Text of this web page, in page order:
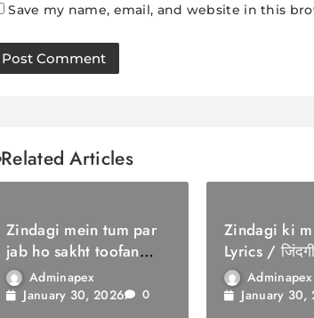
Save my name, email, and website in this
Related Articles
Zindagi mein tum par
jab ho sakht toofan
Lyrics / ज़िंदगी में तुम पर
जब हो सख्त तूफ़ान
Adminapex
January 30, 2026
0
Zindagi ki
Lyrics /
सौगातAdminapex
January 30,